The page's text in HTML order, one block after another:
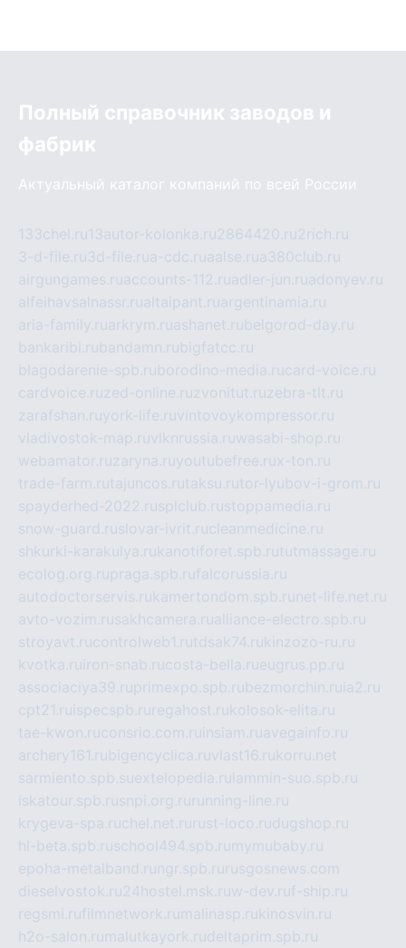
Полный справочник заводов и
фабрик
Актуальный каталог компаний по всей России
133chel.ru13autor-kolonka.ru2864420.ru2rich.ru
3-d-file.ru3d-file.rua-cdc.ruaalse.rua380club.ru
airgungames.ruaccounts-112.ruadler-jun.ruadonyev.ru
alfeihavsalnassr.rualtaipant.ruargentinamia.ru
aria-family.ruarkrym.ruashanet.rubelgorod-day.ru
bankaribi.rubandamn.rubigfatcc.ru
blagodarenie-spb.ruborodino-media.rucard-voice.ru
cardvoice.ruzed-online.ruzvonitut.ruzebra-tlt.ru
zarafshan.ruyork-life.ruvintovoykompressor.ru
vladivostok-map.ruvlknrussia.ruwasabi-shop.ru
webamator.ruzaryna.ruyoutubefree.rux-ton.ru
trade-farm.rutajuncos.rutaksu.rutor-lyubov-i-grom.ru
spayderhed-2022.rusplclub.rustoppamedia.ru
snow-guard.ruslovar-ivrit.rucleanmedicine.ru
shkurki-karakulya.rukanotiforet.spb.rututmassage.ru
ecolog.org.rupraga.spb.rufalcorussia.ru
autodoctorservis.rukamertondom.spb.ru net-life.net.ru
avto-vozim.rusakhcamera.rualliance-electro.spb.ru
stroyavt.rucontrolweb1.rutdsak74.rukinzozo-ru.ru
kvotka.ru iron-snab.rucosta-bella.rueugrus.pp.ru
associaciya39.ruprimexpo.spb.rubezmorchin.ru ia2.ru
cpt21.ru ispecspb.ru regahost.rukolosok-elita.ru
tae-kwon.ruconsrio.com.ru insiam.ruavegainfo.ru
archery161.rubigencyclica.ruvlast16.rukorru.net
sarmiento.spb.suextelopedia.ru lammin-suo.spb.ru
iskatour.spb.rusnpi.org.ru running-line.ru
krygeva-spa.ruchel.net.ru rust-loco.rudugshop.ru
hl-beta.spb.ruschool494.spb.ru mymubaby.ru
epoha-metalband.ru ngr.spb.ru rusgosnews.com
dieselvostok.ru24hostel.msk.ruw-dev.ruf-ship.ru
regsmi.rufilmnetwork.ru malinasp.rukinosvin.ru
h2o-salon.ru malutkayork.rudeltaprim.spb.ru